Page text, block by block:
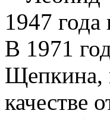
1947
В 1971
Щепкина,
качестве